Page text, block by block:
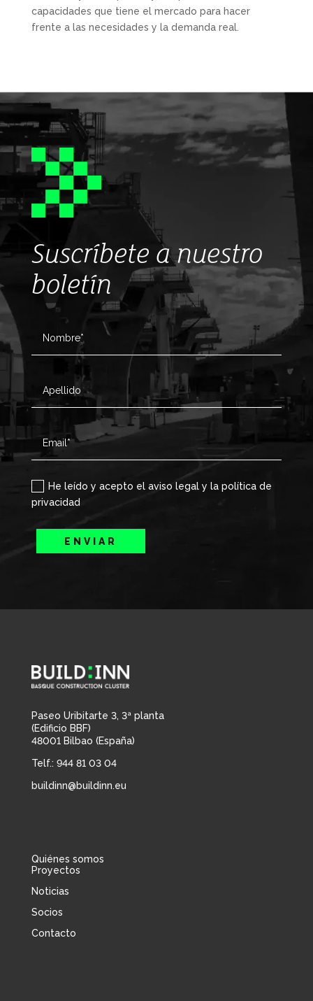
capacidades que tiene el mercado para hacer
frente a las necesidades y la demanda real.
Suscríbete a nuestro
boletín
He leído y acepto el aviso legal y la política de
privacidad
ENVIAR
Paseo Uribitarte 3, 3ª planta
(Edificio BBF)
48001 Bilbao (España)
Telf.: 944 81 03 04
buildinn@buildinn.eu
Quiénes somos
Proyectos
Noticias
Socios
Contacto